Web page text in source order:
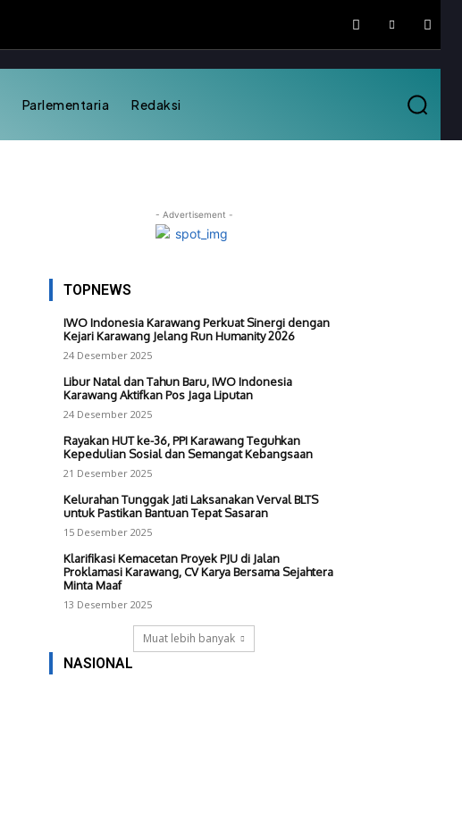
Parlementaria Redaksi
- Advertisement -
TOPNEWS
IWO Indonesia Karawang Perkuat Sinergi dengan
Kejari Karawang Jelang Run Humanity 2026
24 Desember 2025
Libur Natal dan Tahun Baru, IWO Indonesia
Karawang Aktifkan Pos Jaga Liputan
24 Desember 2025
Rayakan HUT ke-36, PPI Karawang Teguhkan
Kepedulian Sosial dan Semangat Kebangsaan
21 Desember 2025
Kelurahan Tunggak Jati Laksanakan Verval BLTS
untuk Pastikan Bantuan Tepat Sasaran
15 Desember 2025
Klarifikasi Kemacetan Proyek PJU di Jalan
Proklamasi Karawang, CV Karya Bersama Sejahtera
Minta Maaf
13 Desember 2025
Muat lebih banyak
NASIONAL